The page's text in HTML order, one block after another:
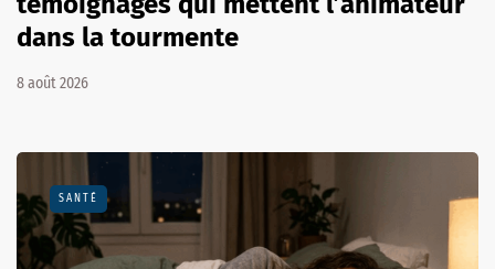
dans la tourmente
8 août 2026
SANTÉ